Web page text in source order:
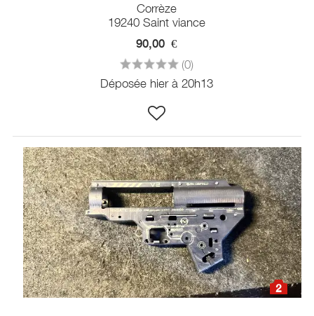
Corrèze
19240 Saint viance
90,00 €
(0)
Déposée hier à 20h13
2